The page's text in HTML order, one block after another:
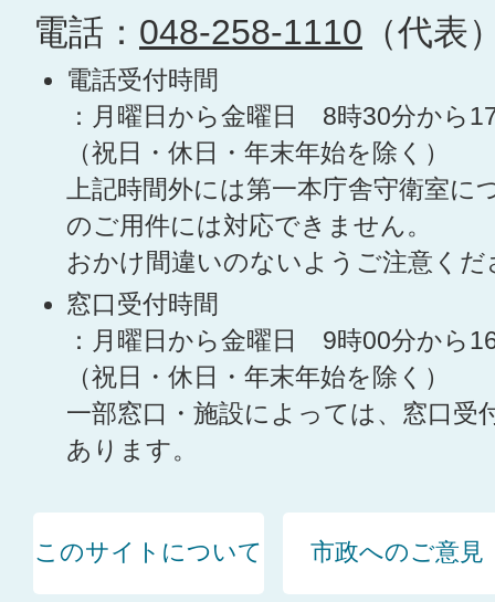
電話： 048-258-1110 （代表
電話受付時間
：月曜日から金曜日 8時30分から
（祝日・休日・年末年始を除く）
上記時間外には第一本庁舎守衛室に
のご用件には対応できません。
おかけ間違いのないようご注意くだ
窓口受付時間
：月曜日から金曜日 9時00分から
（祝日・休日・年末年始を除く）
一部窓口・施設によっては、窓口受
あります。
このサイトについて 市政へのご意見